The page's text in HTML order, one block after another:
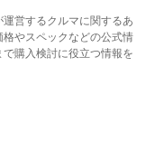
営するクルマに関するあ
やスペックなどの公式情
購入検討に役立つ情報を